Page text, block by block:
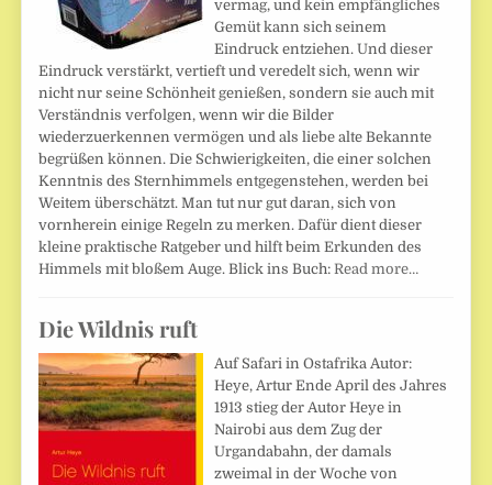
vermag, und kein empfängliches
Gemüt kann sich seinem
Eindruck entziehen. Und dieser
Eindruck verstärkt, vertieft und veredelt sich, wenn wir
nicht nur seine Schönheit genießen, sondern sie auch mit
Verständnis verfolgen, wenn wir die Bilder
wiederzuerkennen vermögen und als liebe alte Bekannte
begrüßen können. Die Schwierigkeiten, die einer solchen
Kenntnis des Sternhimmels entgegenstehen, werden bei
Weitem überschätzt. Man tut nur gut daran, sich von
vornherein einige Regeln zu merken. Dafür dient dieser
kleine praktische Ratgeber und hilft beim Erkunden des
Himmels mit bloßem Auge. Blick ins Buch: Read more…
Die Wildnis ruft
Auf Safari in Ostafrika Autor:
Heye, Artur Ende April des Jahres
1913 stieg der Autor Heye in
Nairobi aus dem Zug der
Urgandabahn, der damals
zweimal in der Woche von